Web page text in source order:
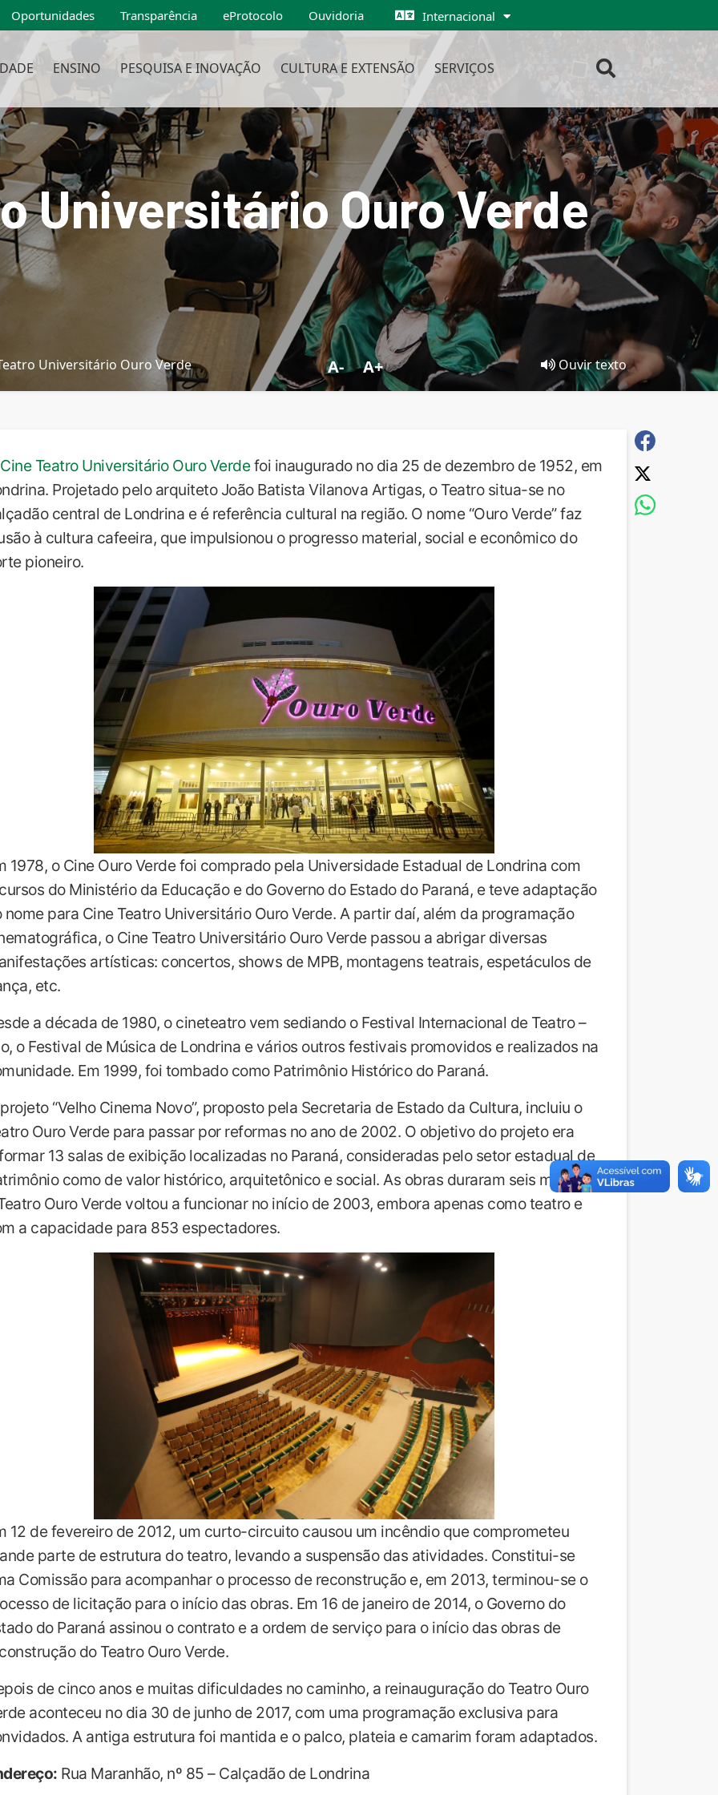
Oportunidades Transparência eProtocolo Ouvidoria Internacional
ENSINO PESQUISA E INOVAÇÃO CULTURA E EXTENSÃO SERVIÇOS
Universitário Ouro Verde
Universitário Ouro Verde A- A+ Ouvir texto
Cine Teatro Universitário Ouro Verdefoi inaugurado no dia 25 de dezembro de 1952, em
Projetado pelo arquiteto João Batista Vilanova Artigas, o Teatro situa-se no
central de Londrina e é referência cultural na região. O nome “Ouro Verde” faz
à cultura cafeeira, que impulsionou o progresso material, social e econômico do
pioneiro.
1978, o Cine Ouro Verde foi comprado pela Universidade Estadual de Londrina com
do Ministério da Educação e do Governo do Estado do Paraná, e teve adaptação
nome para Cine Teatro Universitário Ouro Verde. A partir daí, além da programação
o Cine Teatro Universitário Ouro Verde passou a abrigar diversas
artísticas: concertos, shows de MPB, montagens teatrais, espetáculos de
etc.
a década de 1980, o cineteatro vem sediando o Festival Internacional de Teatro –
o Festival de Música de Londrina e vários outros festivais promovidos e realizados na
Em 1999, foi tombado como Patrimônio Histórico do Paraná.
“Velho Cinema Novo”, proposto pela Secretaria de Estado da Cultura, incluiu o
Ouro Verde para passar por reformas no ano de 2002. O objetivo do projeto era
13 salas de exibição localizadas no Paraná, consideradas pelo setor estadual de
como de valor histórico, arquitetônico e social. As obras duraram seis meses e
Ouro Verde voltou a funcionar no início de 2003, embora apenas como teatro e
a capacidade para 853 espectadores.
12 de fevereiro de 2012, um curto-circuito causou um incêndio que comprometeu
parte de estrutura do teatro, levando a suspensão das atividades. Constitui-se
Comissão para acompanhar o processo de reconstrução e, em 2013, terminou-se o
de licitação para o início das obras. Em 16 de janeiro de 2014, o Governo do
do Paraná assinou o contrato e a ordem de serviço para o início das obras de
do Teatro Ouro Verde.
de cinco anos e muitas dificuldades no caminho, a reinauguração do Teatro Ouro
aconteceu no dia 30 de junho de 2017, com uma programação exclusiva para
A antiga estrutura foi mantida e o palco, plateia e camarim foram adaptados.
Rua Maranhão, nº 85 – Calçadão de Londrina